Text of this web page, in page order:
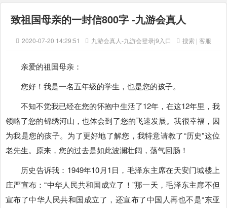
致祖国母亲的一封信800字 -九游会真人
2020-07-20 14:29:51 九游会真人-九游会登录j9入口 搜索 | 客服
亲爱的祖国母亲：
您好！我是一名五年级的学生，也是您的孩子。
不知不觉我已经在您的怀抱中生活了12年，在这12年里，我
领略了您的锦绣河山，也体会到了您的飞速发展。我很幸福，因
为我是您的孩子。为了更好地了解您，我特意请教了“历史”这位
老先生。原来，您的过去是如此波澜壮阔，荡气回肠！
历史告诉我：1949年10月1日，毛泽东主席在天安门城楼上
庄严宣布：“中华人民共和国成立了！”那一天，毛泽东主席不但
宣布了中华人民共和国成立了，还宣布了中国人再也不是“东亚